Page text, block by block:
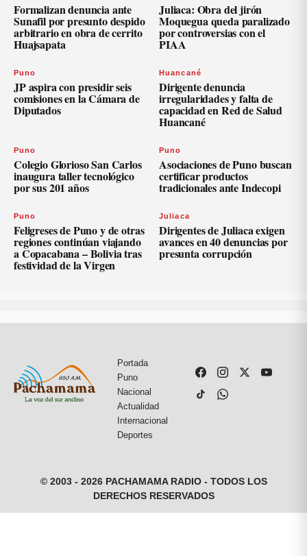
Formalizan denuncia ante
Sunafil por presunto despido
arbitrario en obra de cerrito
Huajsapata
Juliaca: Obra del jirón
Moquegua queda paralizado
por controversias con el
PIAA
Puno
JP aspira con presidir seis
comisiones en la Cámara de
Diputados
Huancané
Dirigente denuncia
irregularidades y falta de
capacidad en Red de Salud
Huancané
Puno
Colegio Glorioso San Carlos
inaugura taller tecnológico
por sus 201 años
Puno
Asociaciones de Puno buscan
certificar productos
tradicionales ante Indecopi
Puno
Feligreses de Puno y de otras
regiones continúan viajando
a Copacabana – Bolivia tras
festividad de la Virgen
Juliaca
Dirigentes de Juliaca exigen
avances en 40 denuncias por
presunta corrupción
Portada
Puno
Nacional
Actualidad
Internacional
Deportes
© 2003 - 2026 PACHAMAMA RADIO - TODOS LOS
DERECHOS RESERVADOS